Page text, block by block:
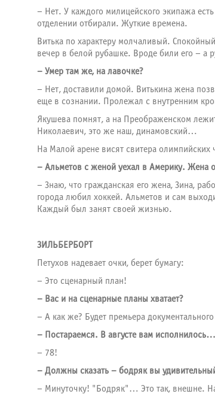
– Нет. У каждого милицейского экипажа
отделении отбирали. Жуткие времена.
Витька по характеру молчаливый.
вечер в белой рубашке. Вроде били его – а
– Умер там же, на лавочке?
– Нет, доставили домой. Витькина жена
еще в сознании. Пролежал с внутренним
Якушева помнят, а на Преображенском
Николаевич, это же наш, динамовский…
На Малой арене висят свитера
– Альметов с женой уехал в Америку. Жена
– Знаю, что гражданская его жена, Зина,
города любил хоккей. Альметов и сам
Каждый был занят своей жизнью.
ЗИЛЬБЕРБОРТ
Петухов надевает очки, берет бумагу:
– Это сценарный план!
– Вас и на сценарные планы хватает?
– А как же? Будет премьера
– Постараемся. В августе вам исполнилось…
– 78!
– Должны сказать – бодряк вы
– Минуточку! "Бодряк"… Это так, внешне.